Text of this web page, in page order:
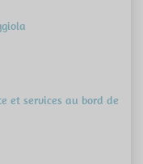
et services au bord de